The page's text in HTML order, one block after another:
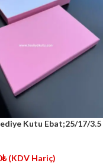
Kutu Ebat;25/17/3.5
₺ (KDV Hariç)